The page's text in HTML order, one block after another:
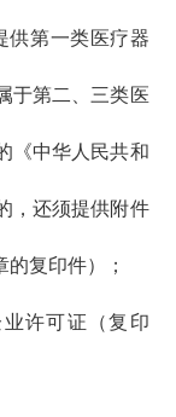
供第一类医疗器
于第二、三类医
《中华人民共和
，还须提供附件
的复印件）；
许可证（复印